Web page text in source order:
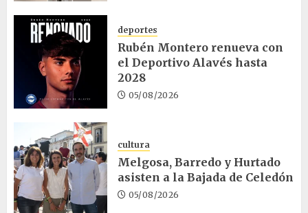
deportes
Rubén Montero renueva con
el Deportivo Alavés hasta
2028
05/08/2026
cultura
Melgosa, Barredo y Hurtado
asisten a la Bajada de Celedón
05/08/2026